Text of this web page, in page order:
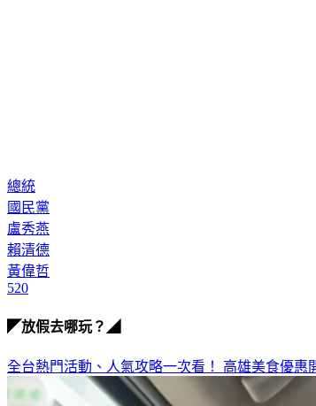
總統
國民黨
盧秀燕
賴清德
黃偉哲
520
◤放假去哪玩？◢
全台熱門活動、人氣攻略一次看！ 高雄美食優惠